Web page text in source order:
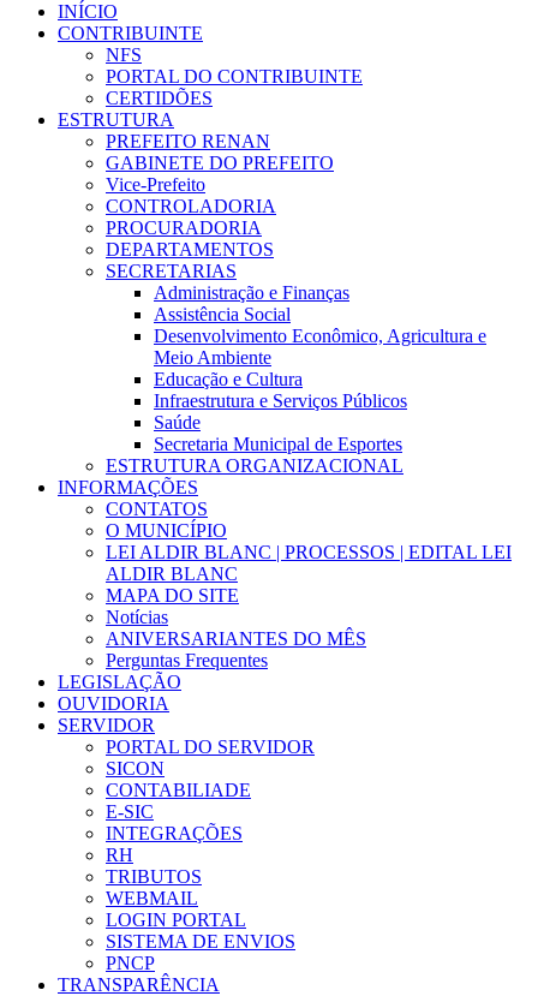
INÍCIO
CONTRIBUINTE
NFS
PORTAL DO CONTRIBUINTE
CERTIDÕES
ESTRUTURA
PREFEITO RENAN
GABINETE DO PREFEITO
Vice-Prefeito
CONTROLADORIA
PROCURADORIA
DEPARTAMENTOS
SECRETARIAS
Administração e Finanças
Assistência Social
Desenvolvimento Econômico, Agricultura e
Meio Ambiente
Educação e Cultura
Infraestrutura e Serviços Públicos
Saúde
Secretaria Municipal de Esportes
ESTRUTURA ORGANIZACIONAL
INFORMAÇÕES
CONTATOS
O MUNICÍPIO
LEI ALDIR BLANC | PROCESSOS | EDITAL LEI
ALDIR BLANC
MAPA DO SITE
Notícias
ANIVERSARIANTES DO MÊS
Perguntas Frequentes
LEGISLAÇÃO
OUVIDORIA
SERVIDOR
PORTAL DO SERVIDOR
SICON
CONTABILIADE
E-SIC
INTEGRAÇÕES
RH
TRIBUTOS
WEBMAIL
LOGIN PORTAL
SISTEMA DE ENVIOS
PNCP
TRANSPARÊNCIA